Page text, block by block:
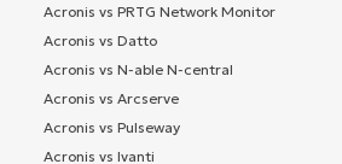
Acronis vs PRTG Network Monitor
Acronis vs Datto
Acronis vs N-able N-central
Acronis vs Arcserve
Acronis vs Pulseway
Acronis vs Ivanti